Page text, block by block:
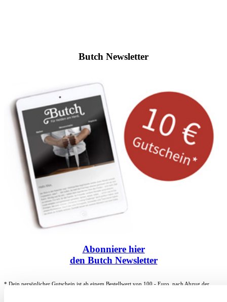
Butch Newsletter
Abonniere hier
den Butch Newsletter
* Dein persönlicher Gutschein ist ab einem Bestellwert von 100,- Euro, nach Abzug der
Retouren und Stornierungen, gültig. Preisangaben inkl. gesetzl. MwSt. zzgl. Service- und